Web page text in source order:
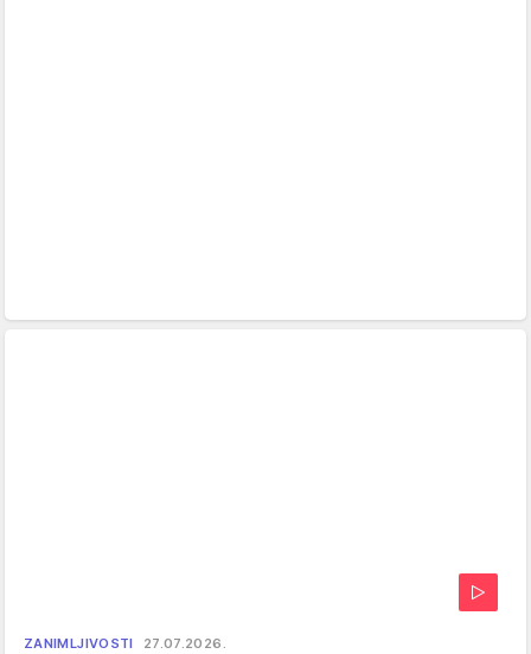
ZANIMLJIVOSTI 27.07.2026.